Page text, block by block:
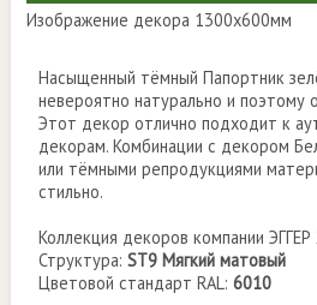
Изображение декора 1300х600мм
Насыщенный тёмный Папортник
невероятно натурально и поэтому
Этот декор отлично подходит к
декорам. Комбинации с декором
или тёмными репродукциями
стильно.
Коллекция декоров компании
Структура:ST9 Мягкий матовый
Цветовой стандарт RAL:6010